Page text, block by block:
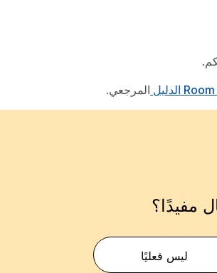
المرجعي.
مفيدًا؟
ليس فعليًا